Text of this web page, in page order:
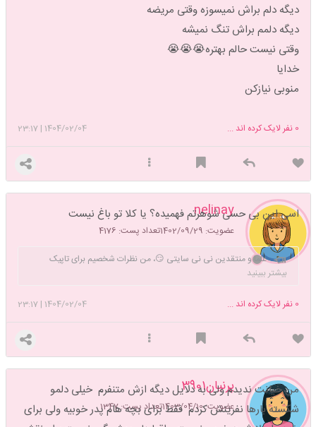
دیگه دلم براش نمیسوزه وقتی مریضه
دیگه دلمم براش تنگ نمیشه
وقتی نیست حالم بهتره😭😭😭
خدایا
منوبی نیازکن
1404/02/04
|
23:17 0 نفر لایک کرده اند ...
nelinay
عضویت: 1402/09/29 تعداد پست: 4176
اسی این بی حسی شوهرتم فهمیده؟ یا کلا تو باغ نیست
علما و منتقدین نی نی سایتی 😏، من نظرات شخصیم برای تاپیک
کاربرها مینویسم مخالفین ریپ نزنید با تچچچکربیشتر ببینید
1404/02/04
|
23:17 0 نفر لایک کرده اند ...
پرنیان3901
عضویت: 1403/04/10 تعداد پست: 1347
من خیانت ندیدم ولی به دلایل دیگه ازش متنفرم خیلی دلمو
شکسته بارها نفرینش کردم فقط برای بچه هام پدر خوبیه ولی برای